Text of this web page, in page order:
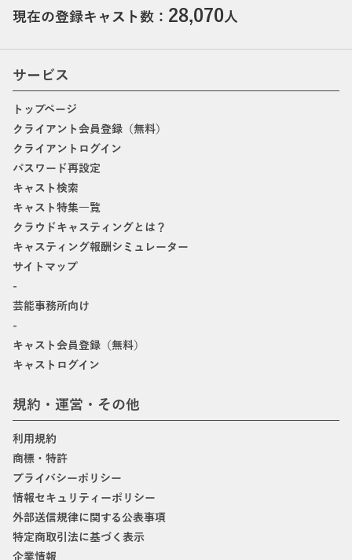
現在の登録キャスト数： 28,070人
サービス
トップページ
クライアント会員登録（無料）
クライアントログイン
パスワード再設定
キャスト検索
キャスト特集一覧
クラウドキャスティングとは？
キャスティング報酬シミュレーター
サイトマップ
-
芸能事務所向け
-
キャスト会員登録（無料）
キャストログイン
規約・運営・その他
利用規約
商標・特許
プライバシーポリシー
情報セキュリティーポリシー
外部送信規律に関する公表事項
特定商取引法に基づく表示
企業情報